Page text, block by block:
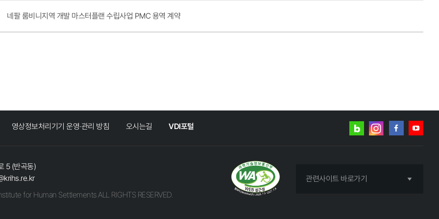
네팔 룸비니지역 개발 마스터플랜 수립사업 PMC 용역 계약
영상정보처리기기 운영·관리 방침 오시는길 VDI포털
네이버
인스타그램
5 (반곡동)
for Human Settlements ALL RIGHTS RESERVED.
관련사이트 바로가기